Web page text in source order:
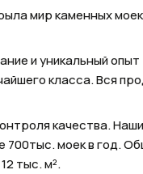
мир каменных
и уникальный
класса. Вся
качества. Наши
700тыс. моек в год.
тыс. м².